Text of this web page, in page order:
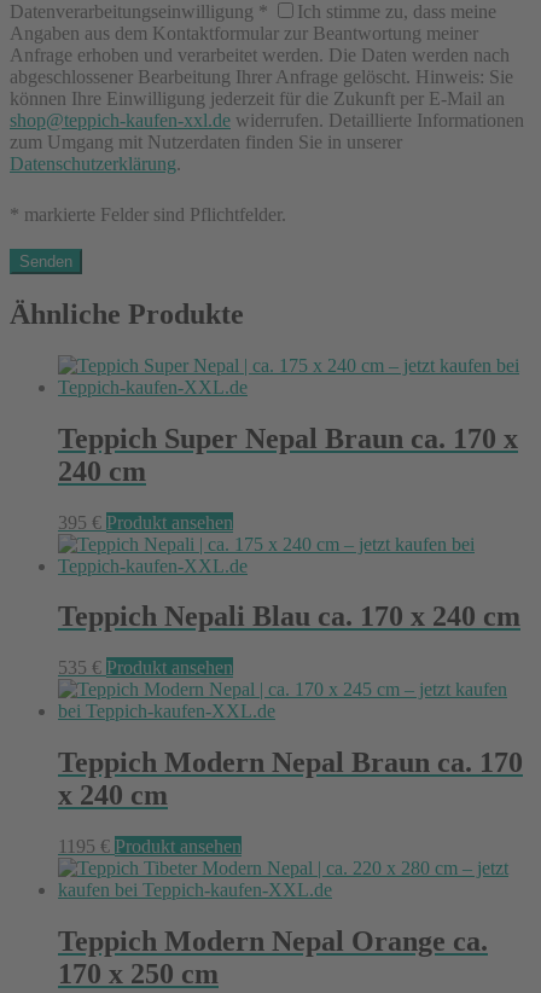
Datenverarbeitungseinwilligung *
Ich stimme zu, dass meine
Angaben aus dem Kontaktformular zur Beantwortung meiner
Anfrage erhoben und verarbeitet werden. Die Daten werden nach
abgeschlossener Bearbeitung Ihrer Anfrage gelöscht. Hinweis: Sie
können Ihre Einwilligung jederzeit für die Zukunft per E-Mail an
shop@teppich-kaufen-xxl.de widerrufen. Detaillierte Informationen
zum Umgang mit Nutzerdaten finden Sie in unserer
Datenschutzerklärung.
* markierte Felder sind Pflichtfelder.
Ähnliche Produkte
Teppich Super Nepal Braun ca. 170 x
240 cm
395 € Produkt ansehen
Teppich Nepali Blau ca. 170 x 240 cm
535 € Produkt ansehen
Teppich Modern Nepal Braun ca. 170
x 240 cm
1195 € Produkt ansehen
Teppich Modern Nepal Orange ca.
170 x 250 cm